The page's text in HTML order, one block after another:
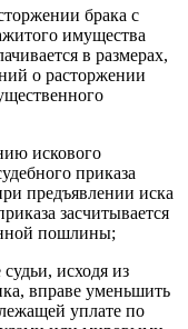
брака с
имущества
в размерах,
о расторжении
искового
приказа
предъявлении иска
засчитывается
пошлины;
исходя из
вправе уменьшить
уплате по